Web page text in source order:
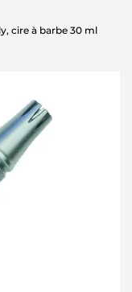
cire à barbe 30 ml